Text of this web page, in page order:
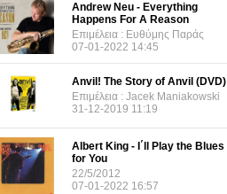
Andrew Neu - Everything
Happens For A Reason
Επιμέλεια : Ευθύμης Παράς
07-01-2022 14:45
Anvil! The Story of Anvil (DVD)
Επιμέλεια : Jacek Maniakowski
31-12-2019 11:19
Albert King - I΄ll Play the Blues
for You
22/5/2012
07-01-2022 16:57